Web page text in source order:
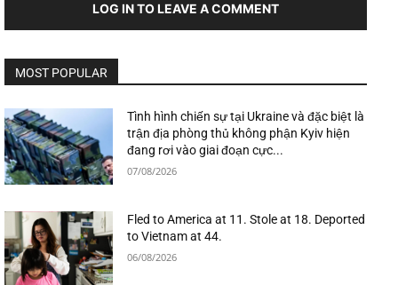
LOG IN TO LEAVE A COMMENT
MOST POPULAR
Tình hình chiến sự tại Ukraine và đặc biệt là
trận địa phòng thủ không phận Kyiv hiện
đang rơi vào giai đoạn cực...
07/08/2026
Fled to America at 11. Stole at 18. Deported
to Vietnam at 44.
06/08/2026